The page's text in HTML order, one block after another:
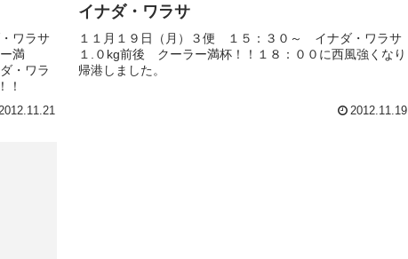
ワラサ
満
・ワラ
！
2012.11.21
イナダ・ワラサ
１１月１９日（月）３便 １５：３０～ イナダ・ワラサ
１.０kg前後 クーラー満杯！！１８：００に西風強くなり
帰港しました。
2012.11.19